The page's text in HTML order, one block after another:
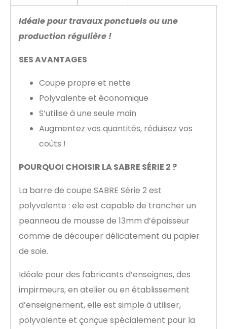
Idéale pour travaux ponctuels ou une
production régulière !
SES AVANTAGES
Coupe propre et nette
Polyvalente et économique
S’utilise à une seule main
Augmentez vos quantités, réduisez vos
coûts !
POURQUOI CHOISIR LA SABRE SÉRIE 2 ?
La barre de coupe SABRE Série 2 est
polyvalente : ele est capable de trancher un
peanneau de mousse de 13mm d’épaisseur
comme de découper délicatement du papier
de soie.
Idéale pour des fabricants d’enseignes, des
impirmeurs, en atelier ou en établissement
d’enseignement, elle est simple à utiliser,
polyvalente et çonçue spécialement pour la